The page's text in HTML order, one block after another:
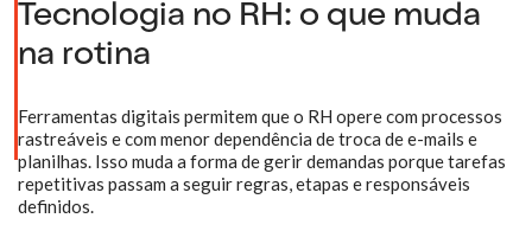
Tecnologia no RH: o que muda
na rotina
Ferramentas digitais permitem que o RH opere com processos
rastreáveis e com menor dependência de troca de e-mails e
planilhas. Isso muda a forma de gerir demandas porque tarefas
repetitivas passam a seguir regras, etapas e responsáveis
definidos.